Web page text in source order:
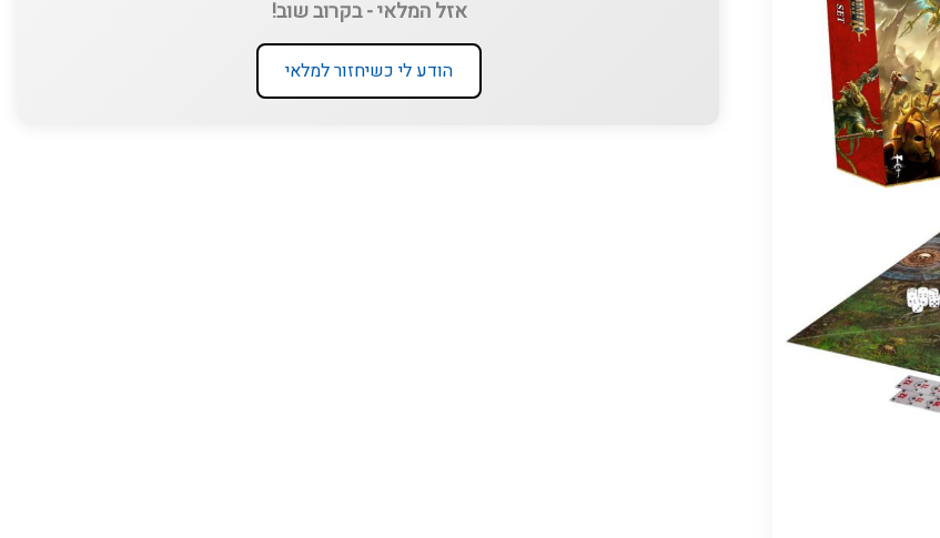
אזל המלאי - בקרוב שוב!
הודע לי כשיחזור למלאי